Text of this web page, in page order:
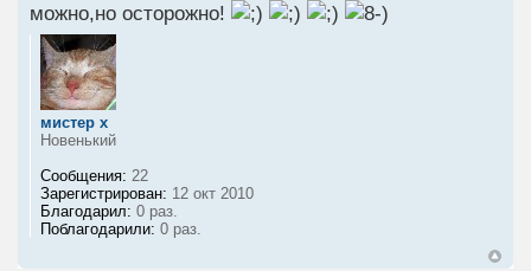
можно,но осторожно!
мистер х
Новенький
Сообщения: 22
Зарегистрирован: 12 окт 2010
Благодарил: 0 раз.
Поблагодарили: 0 раз.